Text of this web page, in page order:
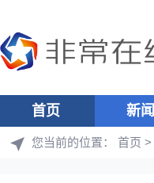
首页 新闻
您当前的位置： 首页 >